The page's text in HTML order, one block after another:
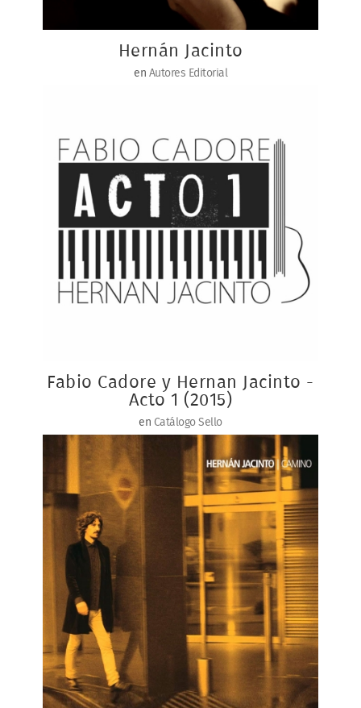
Hernán Jacinto
enAutores Editorial
Fabio Cadore y Hernan Jacinto -
Acto 1 (2015)
en Catálogo Sello